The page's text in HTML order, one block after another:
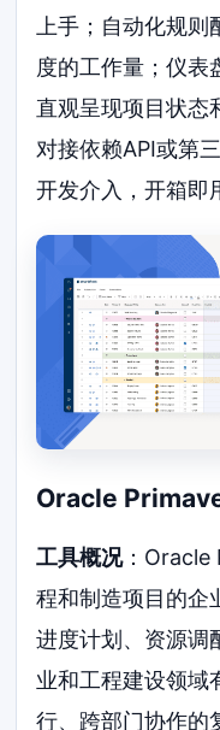
上手；自动化规则
度的工作量；仪表
直观呈现项目状态
对接依赖API或第
开发介入，开箱即
Oracle
工具概况：Oracle
程和制造项目的企
进度计划、资源调
业和工程建设领域
行、跨部门协作的